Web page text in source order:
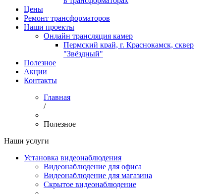
Цены
Ремонт трансформаторов
Наши проекты
Онлайн трансляция камер
Пермский край, г. Краснокамск, сквер
"Звёздный"
Полезное
Акции
Контакты
Главная
/
Полезное
Наши услуги
Установка видеонаблюдения
Видеонаблюдение для офиса
Видеонаблюдение для магазина
Скрытое видеонаблюдение